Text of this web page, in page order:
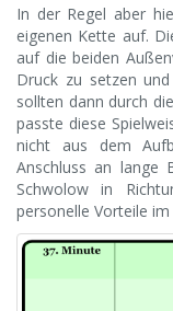
In der Regel aber
eigenen Kette auf.
auf die beiden
Druck zu setzen
sollten dann durch
passte diese
nicht aus dem
Anschluss an lange
Schwolow in
personelle Vorteile